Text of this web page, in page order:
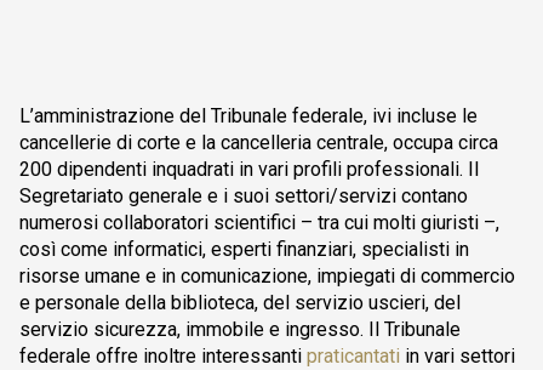
L’amministrazione del Tribunale federale, ivi incluse le
cancellerie di corte e la cancelleria centrale, occupa circa
200 dipendenti inquadrati in vari profili professionali. Il
Segretariato generale e i suoi settori/servizi contano
numerosi collaboratori scientifici – tra cui molti giuristi –,
così come informatici, esperti finanziari, specialisti in
risorse umane e in comunicazione, impiegati di commercio
e personale della biblioteca, del servizio uscieri, del
servizio sicurezza, immobile e ingresso. Il Tribunale
federale offre inoltre interessanti praticantati in vari settori